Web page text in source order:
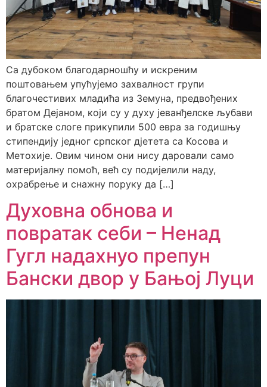
Са дубоком благодарношћу и искреним
поштовањем упућујемо захвалност групи
благочестивих младића из Земуна, предвођених
братом Дејаном, који су у духу јеванђелске љубави
и братске слоге прикупили 500 евра за годишњу
стипендију једног српског дјетета са Косова и
Метохије. Овим чином они нису даровали само
материјалну помоћ, већ су подијелили наду,
охрабрење и снажну поруку да […]
Духовна обнова и
повратак себи – Ненад
Гугл надахнуо препун
Бански двор у Бањој Луци